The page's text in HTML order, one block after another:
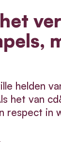
helden
het van
respect in